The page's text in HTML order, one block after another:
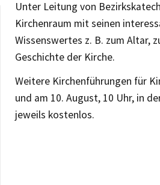
Unter Leitung von
Kirchenraum mit seinen
Wissenswertes z. B. zum Altar,
Geschichte der Kirche.
Weitere Kirchenführungen für
und am 10. August, 10 Uhr, in
jeweils kostenlos.